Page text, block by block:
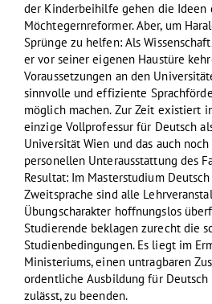
der Kinderbeihilfe gehen die Ideen
Möchtegernreformer. Aber, um
Sprünge zu helfen: Als
er vor seiner eigenen Haustüre
Voraussetzungen an den
sinnvolle und effiziente
möglich machen. Zur Zeit existiert
einzige Vollprofessur für Deutsch
Universität Wien und das auch
personellen Unterausstattung des
Resultat: Im Masterstudium
Zweitsprache sind alle
Übungscharakter hoffnungslos
Studierende beklagen zurecht die
Studienbedingungen. Es liegt im
Ministeriums, einen untragbaren
ordentliche Ausbildung für Deutsch
zulässt, zu beenden.